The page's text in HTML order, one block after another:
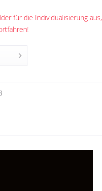
für die Individualisierung aus,